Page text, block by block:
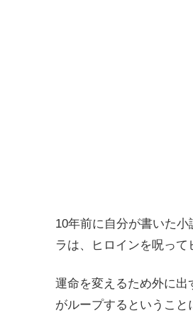
10年前に自分が書いた
ラは、ヒロインを呪って
運命を変えるため外に出
がループするということ